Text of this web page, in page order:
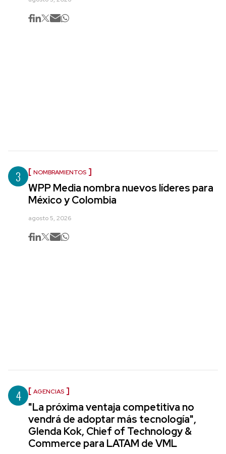
3 NOMBRAMIENTOS
WPP Media nombra nuevos líderes para
México y Colombia
agosto 5, 2026
4 AGENCIAS
"La próxima ventaja competitiva no
vendrá de adoptar más tecnología",
Glenda Kok, Chief of Technology &
Commerce para LATAM de VML